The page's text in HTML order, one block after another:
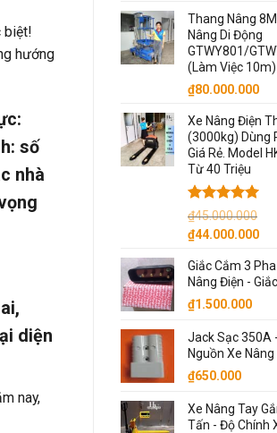
biệt!
hướng
số
nhà
diện
nay,
Thang Nâng
Nâng Di Động
GTWY801/
(Làm Việc 10m)
₫80.000.000
Xe Nâng Điện
(3000kg) Dùng
Giá Rẻ. Model
Từ 40 Triệu
Được xếp
hạng5.00
5 sao
₫45.000.000
Giá
là:
₫45.000.000.
₫44.000.000Giá
tại
là:
Giắc Cắm 3
Nâng Điện -
₫1.500.000
Jack Sạc 350A
Nguồn Xe Nâng
₫650.000
Xe Nâng Tay
Tấn - Độ Chính